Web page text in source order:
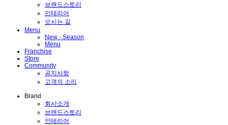
브랜드스토리
인테리어
오시는 길
Menu
New · Season
Menu
Franchise
Store
Community
공지사항
고객의 소리
Brand
회사소개
브랜드스토리
인테리어